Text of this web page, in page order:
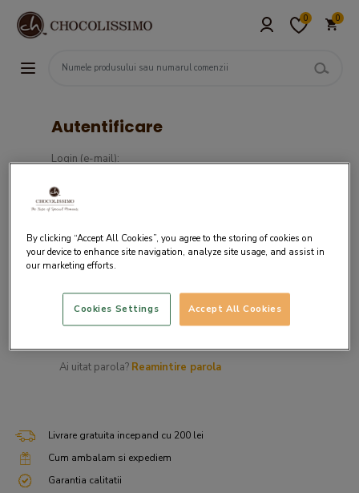
0 0
Autentificare
Login (e-mail):
Ai uitat parola? Reamintire parola
Livrare gratuita incepand cu 200 lei
Cum ambalam si expediem
Garantia calitatii
By clicking “Accept All Cookies”, you agree to the storing of cookies on
your device to enhance site navigation, analyze site usage, and assist in
our marketing efforts.
Accept All Cookies
Cookies Settings